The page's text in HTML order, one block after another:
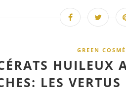
GREEN
HUILEUX
LES